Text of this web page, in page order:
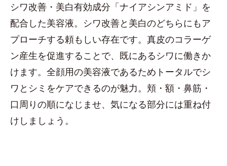
シワ改善・美白有効成分「ナイアシンアミド」を
配合した美容液。シワ改善と美白のどちらにもア
プローチする頼もしい存在です。真皮のコラーゲ
ン産生を促進することで、既にあるシワに働きか
けます。全顔用の美容液であるためトータルでシ
ワとシミをケアできるのが魅力。頬・額・鼻筋・
口周りの順になじませ、気になる部分には重ね付
けしましょう。